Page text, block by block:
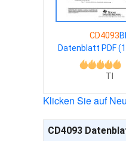
CD4093
Datenblatt PDF
TI
Klicken Sie auf
CD4093